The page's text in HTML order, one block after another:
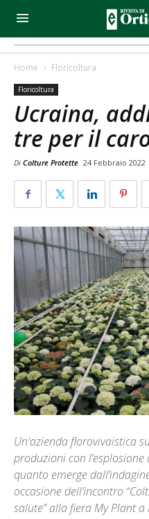
Home Floricoltura
Floricoltura
Ucraina,
tre per il
Di Colture Protette 24 Febbraio 2022
Un'azienda florovivaistica
produzioni con
quanto emerge
occasione dell’incontro
salute” alla fiera My Plant